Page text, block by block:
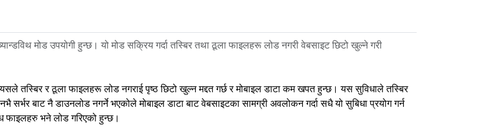
मोड उपयोगी हुन्छ। यो मोड सक्रिय गर्दा तस्बिर तथा ठूला फाइलहरू लोड नगरी वेबसाइट छिटो खुल्ने गरी
तस्बिर र ठूला फाइलहरू लोड नगराई पृष्ठ छिटो खुल्न मद्दत गर्छ र मोबाइल डाटा कम खपत हुन्छ। यस सुविधाले तस्बिर
बाट नै डाउनलोड नगर्ने भएकोले मोबाइल डाटा बाट वेबसाइटका सामग्री अवलोकन गर्दा सधै यो सुबिधा प्रयोग गर्न
फाइलहरु भने लोड गरिएको हुन्छ।